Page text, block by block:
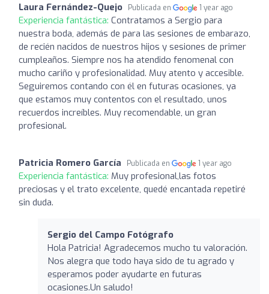
Laura Fernández-Quejo Publicada en 1 year ago
Experiencia fantástica: Contratamos a Sergio para
nuestra boda, además de para las sesiones de embarazo,
de recién nacidos de nuestros hijos y sesiones de primer
cumpleaños. Siempre nos ha atendido fenomenal con
mucho cariño y profesionalidad. Muy atento y accesible.
Seguiremos contando con él en futuras ocasiones, ya
que estamos muy contentos con el resultado, unos
recuerdos increíbles. Muy recomendable, un gran
profesional.
Patricia Romero García Publicada en 1 year ago
Experiencia fantástica: Muy profesional,las fotos
preciosas y el trato excelente, quedé encantada repetiré
sin duda.
Sergio del Campo Fotógrafo
Hola Patricia! Agradecemos mucho tu valoración.
Nos alegra que todo haya sido de tu agrado y
esperamos poder ayudarte en futuras
ocasiones.Un saludo!